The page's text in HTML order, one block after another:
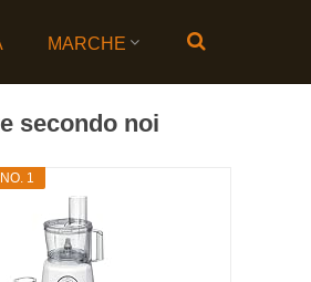
MARCHE
secondo noi
1